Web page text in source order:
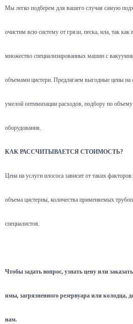
Мы легко подберем для вашего случая самую
очистим всю систему от грязи, песка, ила, так как
множество специализированных машин с
объемами цистерн. Предлагаем выгодные цены на
умелой оптимизации расходов, подбору по
оборудования.
КАК РАССЧИТЫВАЕТСЯ СТОИМОСТЬ?
Цена на услуги илососа зависит от таких
объема цистерны, количества применяемых
специалистов.
Чтобы задать вопрос, узнать цену или
ямы, загрязненного резервуара или колодца,
нам.